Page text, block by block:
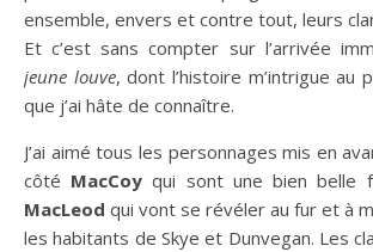
ensemble, envers et contre tout, leurs
Et c’est sans compter sur l’arrivée
jeune louve, dont l’histoire m’intrigue au
que j’ai hâte de connaître.
J’ai aimé tous les personnages mis en
côté MacCoy qui sont une bien belle
MacLeod qui vont se révéler au fur et à
les habitants de Skye et Dunvegan. Les